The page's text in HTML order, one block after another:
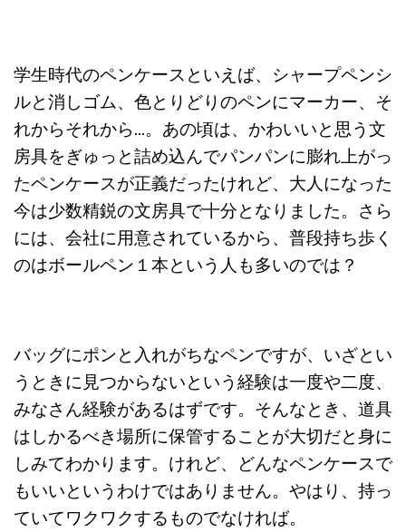
学生時代のペンケースといえば、シャープペンシ
ルと消しゴム、色とりどりのペンにマーカー、そ
れからそれから…。あの頃は、かわいいと思う文
房具をぎゅっと詰め込んでパンパンに膨れ上がっ
たペンケースが正義だったけれど、大人になった
今は少数精鋭の文房具で十分となりました。さら
には、会社に用意されているから、普段持ち歩く
のはボールペン１本という人も多いのでは？
バッグにポンと入れがちなペンですが、いざとい
うときに見つからないという経験は一度や二度、
みなさん経験があるはずです。そんなとき、道具
はしかるべき場所に保管することが大切だと身に
しみてわかります。けれど、どんなペンケースで
もいいというわけではありません。やはり、持っ
ていてワクワクするものでなければ。